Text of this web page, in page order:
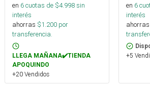
en 6cuotas de $4.998sin
interés
ahorras $1.200 por
transferencia.
LLEGA MAÑANA✔️TIENDA
APOQUINDO
+20 Vendidos
en 6
interés
ahorras
+5